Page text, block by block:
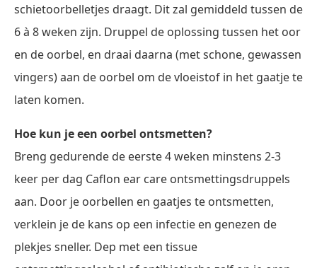
schietoorbelletjes draagt. Dit zal gemiddeld tussen de
6 à 8 weken zijn. Druppel de oplossing tussen het oor
en de oorbel, en draai daarna (met schone, gewassen
vingers) aan de oorbel om de vloeistof in het gaatje te
laten komen.
Hoe kun je een oorbel ontsmetten?
Breng gedurende de eerste 4 weken minstens 2-3
keer per dag Caflon ear care ontsmettingsdruppels
aan. Door je oorbellen en gaatjes te ontsmetten,
verklein je de kans op een infectie en genezen de
plekjes sneller. Dep met een tissue